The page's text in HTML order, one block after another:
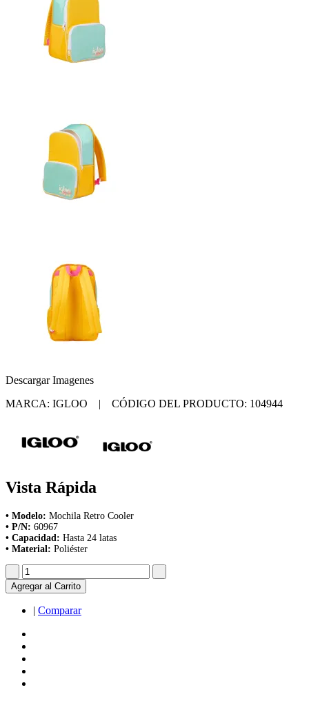
Descargar Imagenes
MARCA: IGLOO | CÓDIGO DEL PRODUCTO: 104944
Vista Rápida
• Modelo: Mochila Retro Cooler
• P/N: 60967
• Capacidad: Hasta 24 latas
• Material: Poliéster
Agregar al Carrito
| Comparar